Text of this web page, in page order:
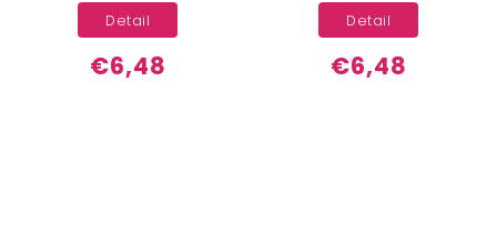
€6,48
Detail
€6,48
Detail